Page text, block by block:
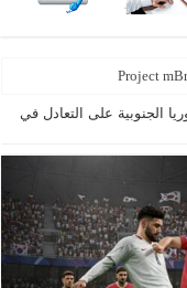
Project
الجنوبية على التعادل في